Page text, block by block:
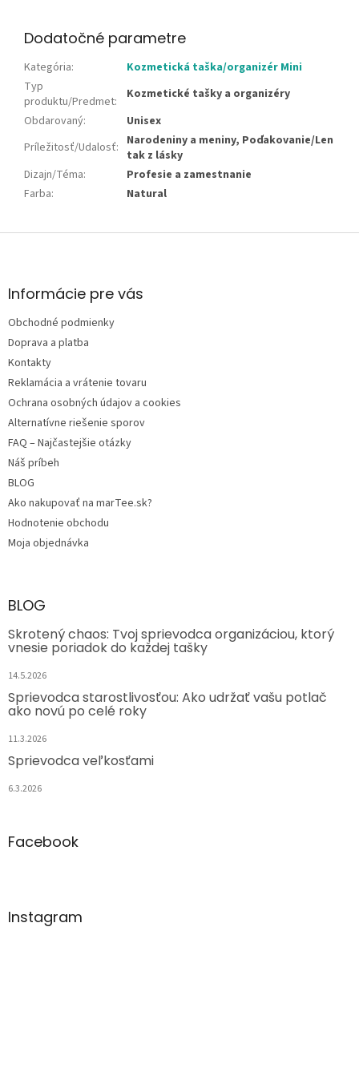
Dodatočné parametre
Kategória:
Kozmetická taška/organizér Mini
Typ
produktu/Predmet:
Kozmetické tašky a organizéry
Obdarovaný:
Unisex
Príležitosť/Udalosť: Narodeniny a meniny, Poďakovanie/Len
tak z lásky
Dizajn/Téma:
Profesie a zamestnanie
Farba: Natural
Z
ä
e
Informácie pre vás
Obchodné podmienky
Doprava a platba
Kontakty
Reklamácia a vrátenie tovaru
Ochrana osobných údajov a cookies
Alternatívne riešenie sporov
FAQ – Najčastejšie otázky
Náš príbeh
BLOG
Ako nakupovať na marTee.sk?
Hodnotenie obchodu
Moja objednávka
BLOG
Skrotený chaos: Tvoj sprievodca organizáciou, ktorý
vnesie poriadok do každej tašky
14.5.2026
Sprievodca starostlivosťou: Ako udržať vašu potlač
ako novú po celé roky
11.3.2026
Sprievodca veľkosťami
6.3.2026
Facebook
Instagram